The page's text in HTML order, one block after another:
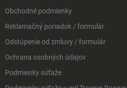
Obchodné podmienky
Reklamačný poriadok / formulár
Odstúpenie od zmluvy / formulár
Ochrana osobných údajov
Podmienky súťaže